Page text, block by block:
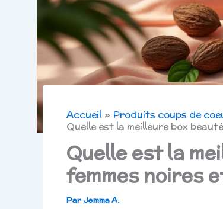
Accueil
Produits coups de
Quelle est la meilleure box
Quelle est la
femmes noires
ParJemma A.